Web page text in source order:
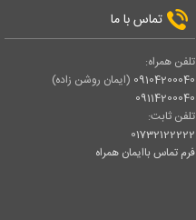
تماس با ما
تلفن همراه:
09104200040 (ایمان روشن زاده)
09114200040
تلفن ثابت:
01732122222
فرم تماس باایمان همراه